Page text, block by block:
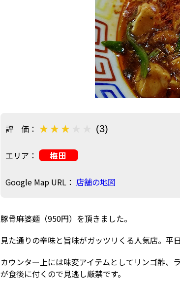
評 価： (3)
エリア： 梅田
Google Map URL： 店舗の地図
豚骨麻婆麺（950円）を頂きました。
見た通りの辛味と旨味がガッツリくる人気店。平
カウンター上には味変アイテムとしてリンゴ酢、
が食後に付くので見逃し厳禁です。